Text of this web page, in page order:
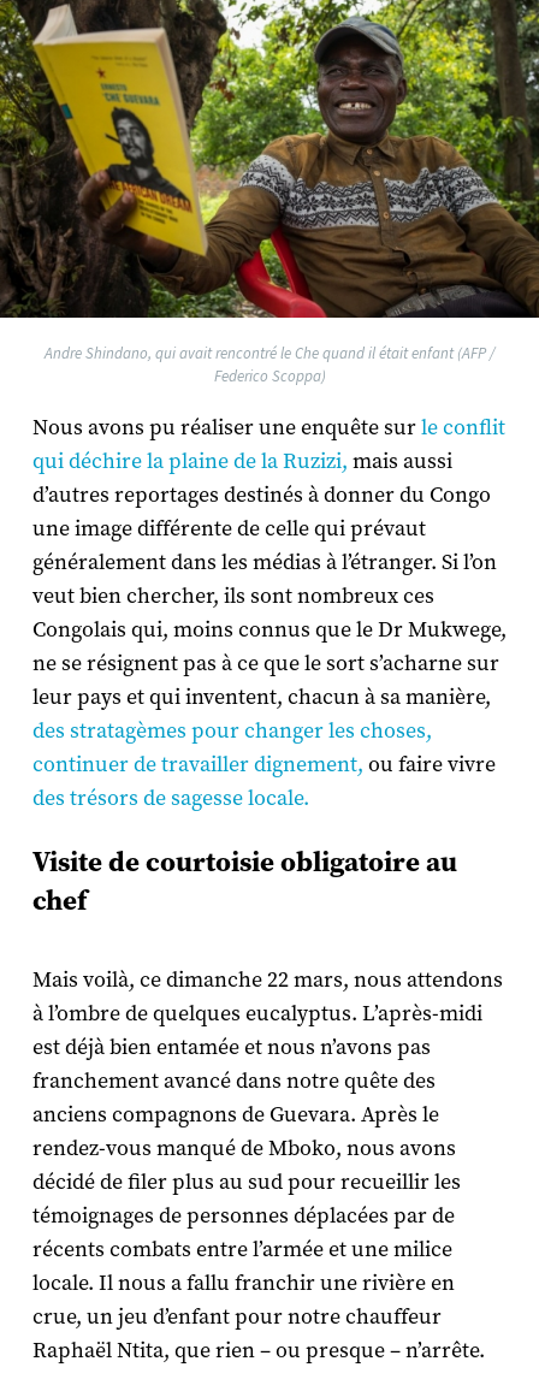
Andre Shindano, qui avait rencontré le Che quand il était enfant (AFP /
Federico Scoppa)
Nous avons pu réaliser une enquête surle conflit
qui déchire la plaine de la Ruzizi, mais aussi
d’autres reportages destinés à donner du Congo
une image différente de celle qui prévaut
généralement dans les médias à l’étranger. Si l’on
veut bien chercher, ils sont nombreux ces
Congolais qui, moins connus que le Dr Mukwege,
ne se résignent pas à ce que le sort s’acharne sur
leur pays et qui inventent, chacun à sa manière,
des stratagèmes pour changer les choses,
continuer de travailler dignement, ou faire vivre
des trésors de sagesse locale.
Visite de courtoisie obligatoire au
chef
Mais voilà, ce dimanche 22 mars, nous attendons
à l’ombre de quelques eucalyptus. L’après-midi
est déjà bien entamée et nous n’avons pas
franchement avancé dans notre quête des
anciens compagnons de Guevara. Après le
rendez-vous manqué de Mboko, nous avons
décidé de filer plus au sud pour recueillir les
témoignages de personnes déplacées par de
récents combats entre l’armée et une milice
locale. Il nous a fallu franchir une rivière en
crue, un jeu d’enfant pour notre chauffeur
Raphaël Ntita, que rien – ou presque – n’arrête.